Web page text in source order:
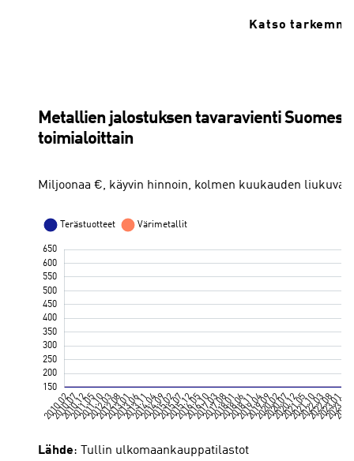
Katso
Metallien jalostuksen tavaravienti
toimialoittain
Miljoonaa €, käyvin hinnoin, kolmen kuukauden liukuva
Lähde: Tullin ulkomaankauppatilastot